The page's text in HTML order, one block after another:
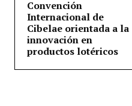
Convención
Internacional de
Cibelae orientada a la
innovación en
productos lotéricos